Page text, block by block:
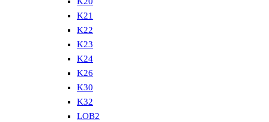
K21
K22
K23
K24
K26
K30
K32
LOB2